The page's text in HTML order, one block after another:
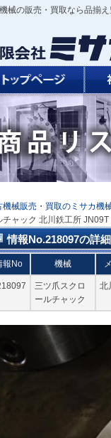
械の販売・買取なら品揃
機械販売・買取のミサカ機
チャック 北川鉄工所 JN09T
情報No.218097の詳細
報No 機械
三ツ爪スクロ
ールチャック
北